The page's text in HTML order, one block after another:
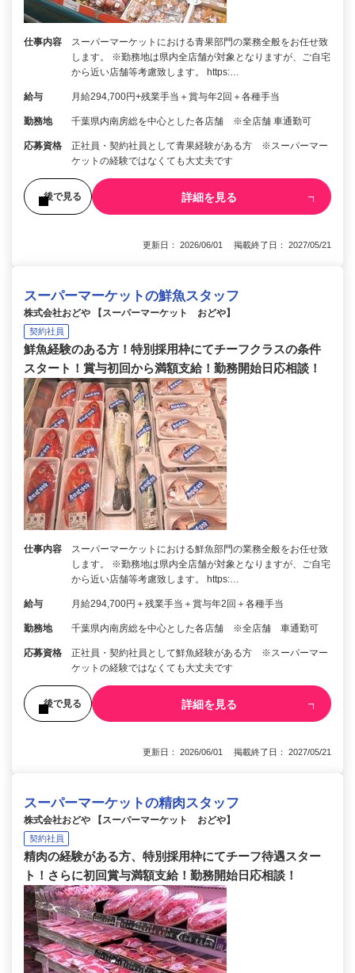
仕事内容
スーパーマーケットにおける青果部門の業務全般をお任せ致
します。 ※勤務地は県内全店舗が対象となりますが、ご自宅
から近い店舗等考慮致します。 https:…
給与 月給294,700円+残業手当＋賞与年2回＋各種手当
勤務地 千葉県内南房総を中心とした各店舗 ※全店舗 車通勤可
応募資格
正社員・契約社員として青果経験がある方 ※スーパーマー
ケットの経験ではなくても大丈夫です
後で見る 詳細を見る
更新日： 2026/06/01 掲載終了日： 2027/05/21
スーパーマーケットの鮮魚スタッフ
株式会社おどや 【スーパーマーケット おどや】
契約社員
鮮魚経験のある方！特別採用枠にてチーフクラスの条件
スタート！賞与初回から満額支給！勤務開始日応相談！
仕事内容
スーパーマーケットにおける鮮魚部門の業務全般をお任せ致
します。 ※勤務地は県内全店舗が対象となりますが、ご自宅
から近い店舗等考慮致します。 https:…
給与 月給294,700円＋残業手当＋賞与年2回＋各種手当
勤務地 千葉県内南房総を中心とした各店舗 ※全店舗 車通勤可
応募資格
正社員・契約社員として鮮魚経験がある方 ※スーパーマー
ケットの経験ではなくても大丈夫です
後で見る 詳細を見る
更新日： 2026/06/01 掲載終了日： 2027/05/21
スーパーマーケットの精肉スタッフ
株式会社おどや 【スーパーマーケット おどや】
契約社員
精肉の経験がある方、特別採用枠にてチーフ待遇スター
ト！さらに初回賞与満額支給！勤務開始日応相談！